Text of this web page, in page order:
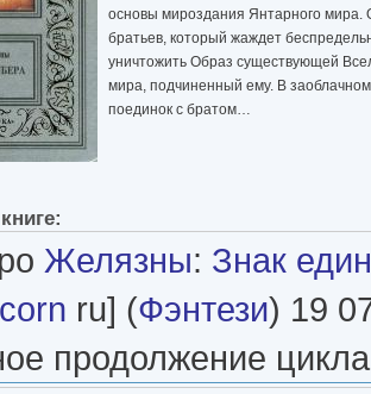
основы мироздания Янтарного мира.
братьев, который жаждет
уничтожить Образ существующей
мира, подчиненный ему. В
поединок с братом…
Желязны: Знак
ru] (Фэнтези) 19
продолжение цикла